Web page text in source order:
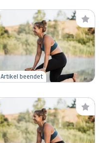
Artikel beendet